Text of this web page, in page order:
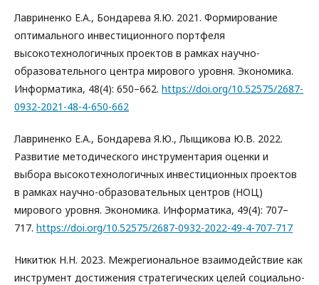
Лавриненко Е.А., Бондарева Я.Ю. 2021. Формирование
оптимального инвестиционного портфеля
высокотехнологичных проектов в рамках научно-
образовательного центра мирового уровня. Экономика.
Информатика, 48(4): 650–662. https://doi.org/10.52575/2687-
0932-2021-48-4-650-662
Лавриненко Е.А., Бондарева Я.Ю., Лыщикова Ю.В. 2022.
Развитие методического инструментария оценки и
выбора высокотехнологичных инвестиционных проектов
в рамках научно-образовательных центров (НОЦ)
мирового уровня. Экономика. Информатика, 49(4): 707–
717. https://doi.org/10.52575/2687-0932-2022-49-4-707-717
Никитюк Н.Н. 2023. Межрегиональное взаимодействие как
инструмент достижения стратегических целей социально-